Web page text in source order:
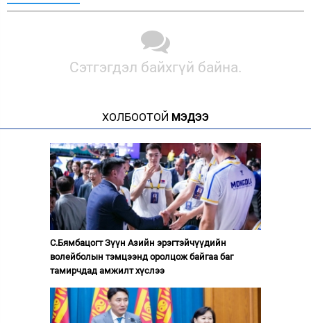
Сэтгэгдэл байхгүй байна.
ХОЛБООТОЙ МЭДЭЭ
С.Бямбацогт Зүүн Азийн эрэгтэйчүүдийн
волейболын тэмцээнд оролцож байгаа баг
тамирчдад амжилт хүслээ